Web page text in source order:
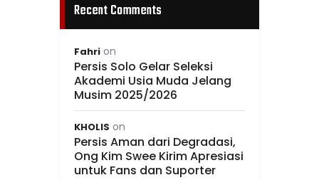
Recent Comments
Fahri on
Persis Solo Gelar Seleksi
Akademi Usia Muda Jelang
Musim 2025/2026
KHOLIS on
Persis Aman dari Degradasi,
Ong Kim Swee Kirim Apresiasi
untuk Fans dan Suporter